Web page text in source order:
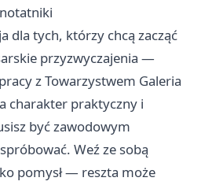
dla tych, którzy chcą zacząć
przyzwyczajenia —
z Towarzystwem Galeria
charakter praktyczny i
być zawodowym
Weź ze sobą
pomysł — reszta może